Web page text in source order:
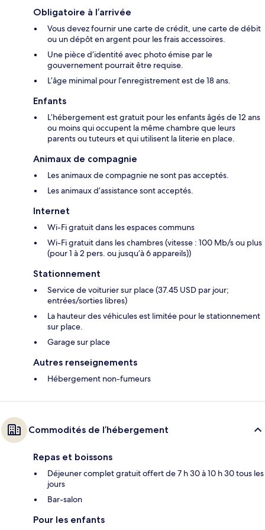
Obligatoire à l’arrivée
Vous devez fournir une carte de crédit, une carte de débit
ou un dépôt en argent pour les frais accessoires.
Une pièce d’identité avec photo émise par le
gouvernement pourrait être requise.
L’âge minimal pour l’enregistrement est de 18 ans.
Enfants
L’hébergement est gratuit pour les enfants âgés de 12 ans
ou moins qui occupent la même chambre que leurs
parents ou tuteurs et qui utilisent la literie en place.
Animaux de compagnie
Les animaux de compagnie ne sont pas acceptés.
Les animaux d’assistance sont acceptés.
Internet
Wi-Fi gratuit dans les espaces communs
Wi-Fi gratuit dans les chambres (vitesse : 100 Mb/s ou plus
(pour 1 à 2 pers. ou jusqu’à 6 appareils))
Stationnement
Service de voiturier sur place (37.45 USD par jour;
entrées/sorties libres)
La hauteur des véhicules est limitée pour le stationnement
sur place.
Garage sur place
Autres renseignements
Hébergement non-fumeurs
Commodités de l’hébergement
Repas et boissons
Déjeuner complet gratuit offert de 7 h 30 à 10 h 30 tous les
jours
Bar-salon
Pour les enfants